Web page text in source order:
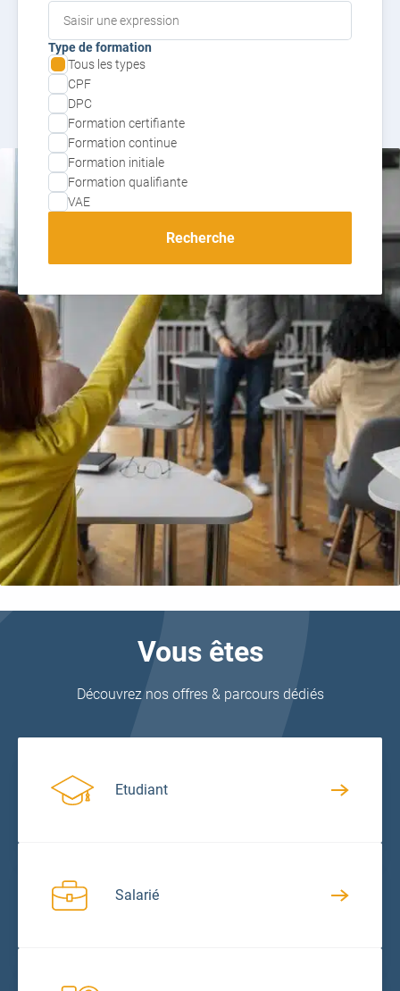
Type de formation
Tous les types
CPF
DPC
Formation certifiante
Formation continue
Formation initiale
Formation qualifiante
VAE
Vous êtes
Découvrez nos offres & parcours dédiés
Etudiant
Salarié